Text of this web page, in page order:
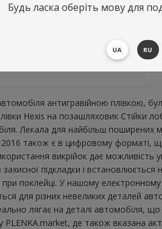
антигравійною плівкою,
Hexis на позашляховик
Лекала для найбільш поширених
також є в цифровому форматі,
викрійок дає
підкладки і
поклейці. У нашому електронному
для різних невеликих деталей
лягає на деталі
де також вказана
Будь ласка оберіть мову для
UA RU